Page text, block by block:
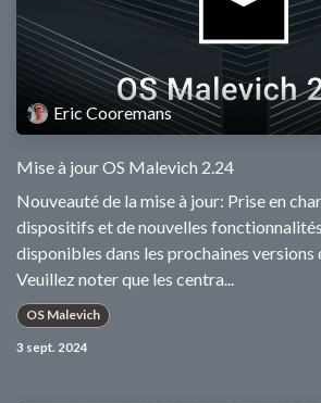
Eric Cooremans
Mise à jour OS Malevich 2.24
Nouveauté de la mise à jour: Prise en
dispositifs et de nouvelles
disponibles dans les prochaines
Veuillez noter que les centra...
OS Malevich
3 sept. 2024